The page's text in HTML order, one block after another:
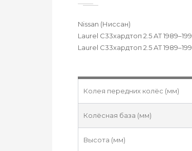
Nissan (Ниссан)
Laurel C33хардтоп 2.5 AT
Laurel C33хардтоп 2.5 AT
Колея передних колёс (мм)
Колёсная база (мм)
Высота (мм)